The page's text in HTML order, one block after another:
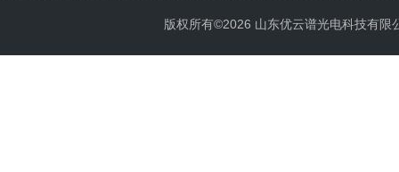
版权所有©2026 山东优云谱光电科技有